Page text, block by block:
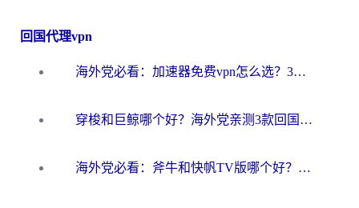
回国代理vpn
海外党必看：加速器免费vpn怎么选？3步教你无缝访问国内资源
穿梭和巨鲸哪个好？海外党亲测3款回国加速器，教你避开90%的坑
海外党必看：斧牛和快帆TV版哪个好？3分钟选对回国加速器，无缝刷B站、追热剧